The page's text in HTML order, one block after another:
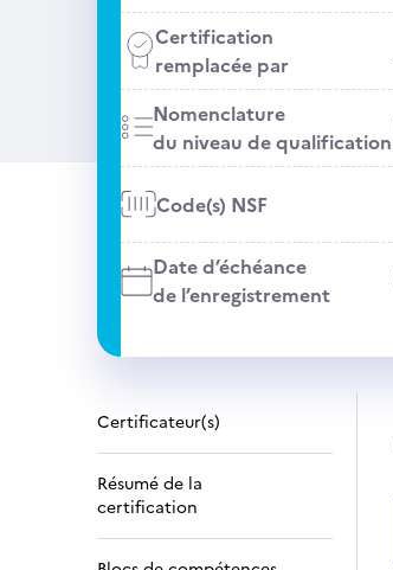
Certification
remplacée par
Nomenclature
du niveau de qualification
Code(s) NSF
Date d’échéance
de l’enregistrement
Certificateur(s)
Résumé de la
certification